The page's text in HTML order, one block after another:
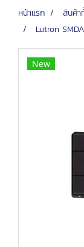
หน้าแรก สินค้
Lutron
New